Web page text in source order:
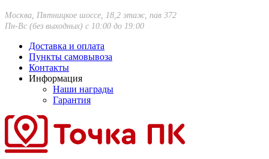
Москва, Пятницкое шоссе, 18,2 этаж, пав 372
Пн-Вс (без выходных) с 10:00 до 19:00
Доставка и оплата
Пункты самовывоза
Контакты
Информация
Наши награды
Гарантия